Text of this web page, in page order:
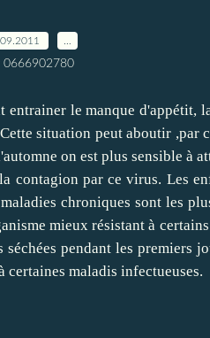
0666902780
le manque d'appétit,
situation peut aboutir ,par
on est plus sensible à
contagion par ce virus. Les
chroniques sont les
mieux résistant à
pendant les premiers
certaines maladis infectueuses.